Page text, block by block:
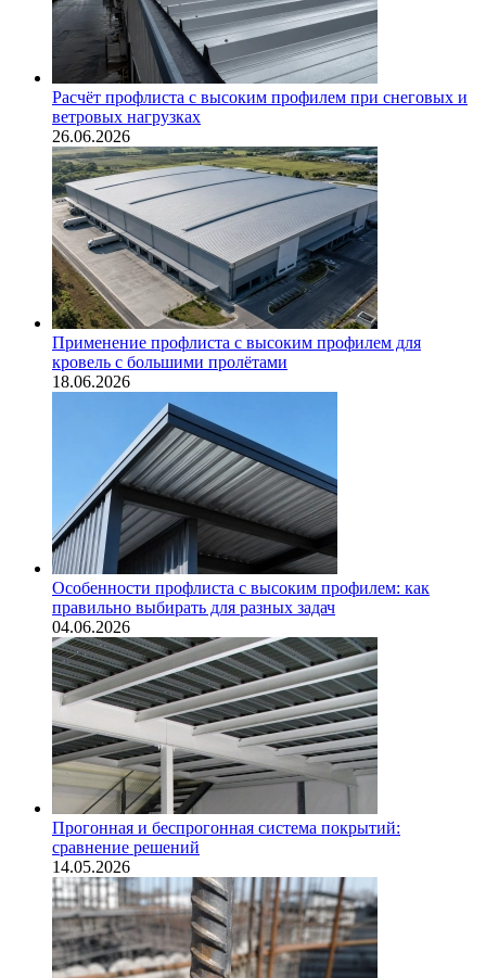
Расчёт профлиста с высоким профилем при снеговых и
ветровых нагрузках
26.06.2026
Применение профлиста с высоким профилем для
кровель с большими пролётами
18.06.2026
Особенности профлиста с высоким профилем: как
правильно выбирать для разных задач
04.06.2026
Прогонная и беспрогонная система покрытий:
сравнение решений
14.05.2026